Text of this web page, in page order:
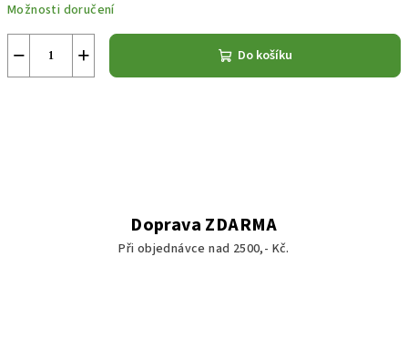
Možnosti doručení
+
− Do košíku
Doprava ZDARMA
Při objednávce nad 2500,- Kč.